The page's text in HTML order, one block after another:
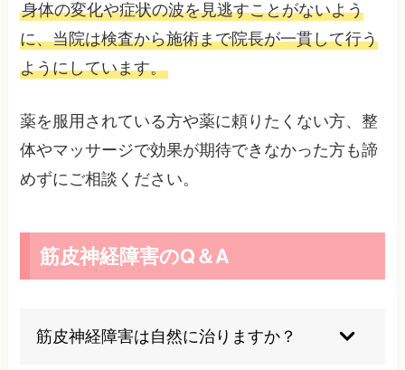
身体の変化や症状の波を見逃すことがないよう
に、当院は検査から施術まで院長が一貫して行う
ようにしています。
薬を服用されている方や薬に頼りたくない方、整
体やマッサージで効果が期待できなかった方も諦
めずにご相談ください。
筋皮神経障害のQ＆A
筋皮神経障害は自然に治りますか？